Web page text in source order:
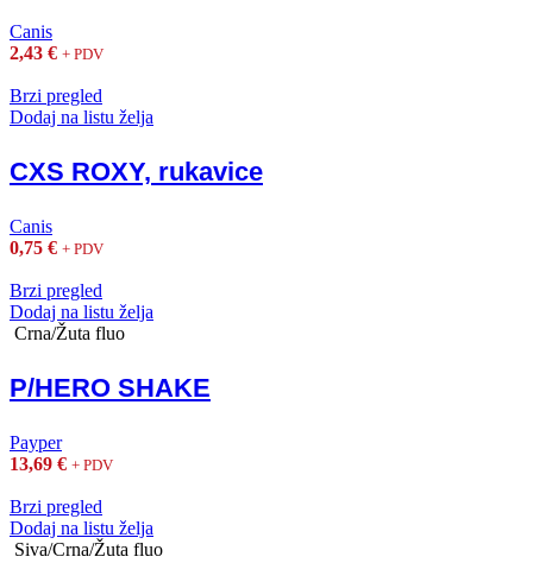
Canis
2,43 € + PDV
Brzi pregled
Dodaj na listu želja
CXS ROXY, rukavice
Canis
0,75 € + PDV
Brzi pregled
Dodaj na listu želja
Crna/Žuta fluo
P/HERO SHAKE
Payper
13,69 € + PDV
Brzi pregled
Dodaj na listu želja
Siva/Crna/Žuta fluo